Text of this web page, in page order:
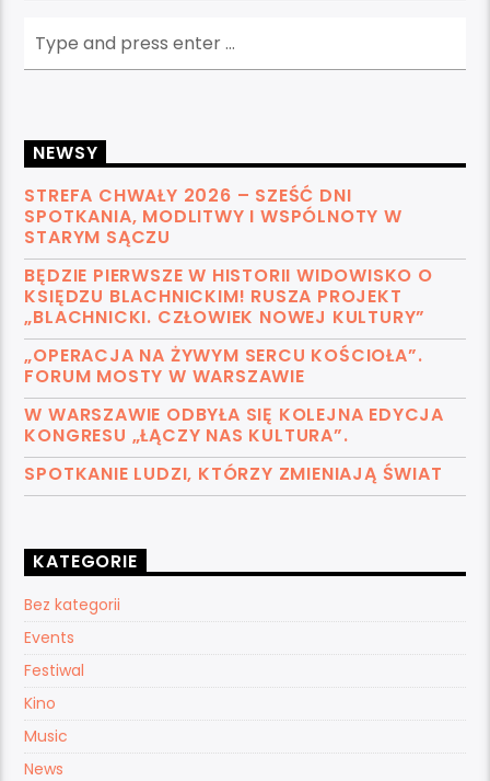
NEWSY
STREFA CHWAŁY 2026 – SZEŚĆ DNI
SPOTKANIA, MODLITWY I WSPÓLNOTY W
STARYM SĄCZU
BĘDZIE PIERWSZE W HISTORII WIDOWISKO O
KSIĘDZU BLACHNICKIM! RUSZA PROJEKT
„BLACHNICKI. CZŁOWIEK NOWEJ KULTURY”
„OPERACJA NA ŻYWYM SERCU KOŚCIOŁA”.
FORUM MOSTY W WARSZAWIE
W WARSZAWIE ODBYŁA SIĘ KOLEJNA EDYCJA
KONGRESU „ŁĄCZY NAS KULTURA”.
SPOTKANIE LUDZI, KTÓRZY ZMIENIAJĄ ŚWIAT
KATEGORIE
Bez kategorii
Events
Festiwal
Kino
Music
News